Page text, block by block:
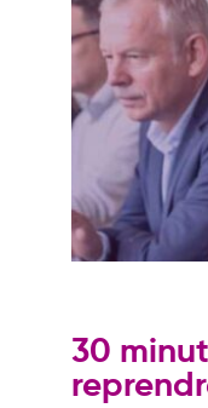
30